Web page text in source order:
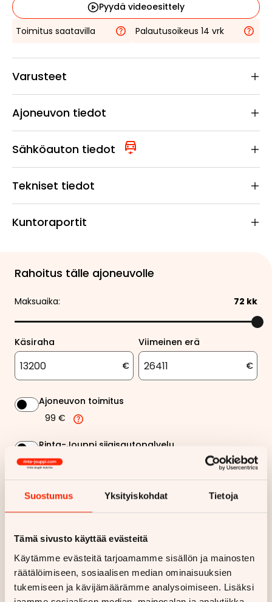
Suostumus Yksityiskohdat Tietoja
Tämä sivusto käyttää evästeitä
Käytämme evästeitä tarjoamamme sisällön ja mainosten
räätälöimiseen, sosiaalisen median ominaisuuksien
tukemiseen ja kävijämäärämme analysoimiseen. Lisäksi
Pyydä videoesittely
Toimitus saatavilla
Palautusoikeus 14 vrk
Varusteet
Ajoneuvon tiedot
Sähköauton tiedot
Tekniset tiedot
Kuntoraportit
Rahoitus tälle ajoneuvolle
Maksuaika: 72 kk
Käsiraha
€
Viimeinen erä
€
Ajoneuvon toimitus
99 €
Rinta-Jouppi sijaisautopalvelu
99 €
Kuukausierä
Haluan myös tarjouksen vakuutuksesta